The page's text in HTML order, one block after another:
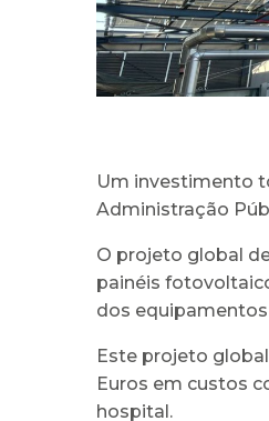
Um investimento
Administração
O projeto global
painéis
dos equipamentos
Este projeto
Euros em custos
hospital.